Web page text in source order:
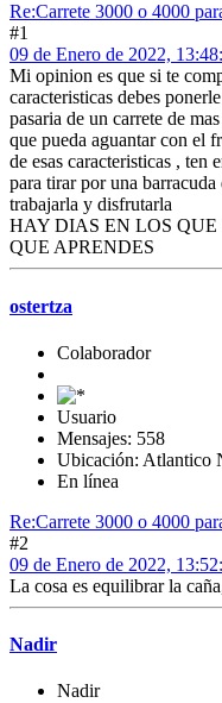
Re:Carrete 3000 o 4000
#1
09 de Enero de 2022,
Mi opinion es que si te
caracteristicas debes
pasaria de un carrete de
que pueda aguantar con el
de esas caracteristicas , ten
para tirar por una
trabajarla y disfrutarla
HAY DIAS EN LOS QUE
QUE APRENDES
ostertza
Colaborador
Usuario
Mensajes: 558
Ubicación: Atlantico
En línea
Re:Carrete 3000 o 4000
#2
09 de Enero de 2022,
La cosa es equilibrar la
Nadir
Nadir